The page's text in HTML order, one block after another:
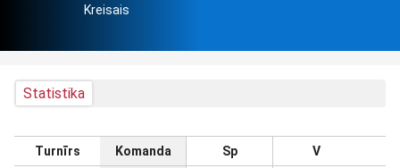
Kreisais
Statistika
Turnīrs Komanda Sp V